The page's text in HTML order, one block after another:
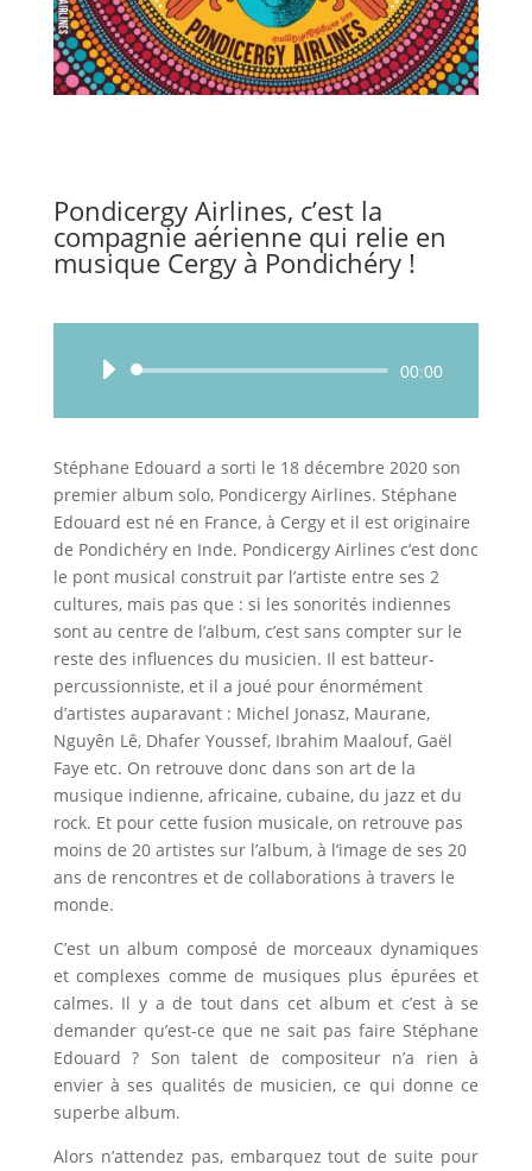
Pondicergy Airlines, c’est la
compagnie aérienne qui relie en
musique Cergy à Pondichéry !
Lecteur
00:00
Stéphane Edouard a sorti le 18 décembre 2020 son
premier album solo, Pondicergy Airlines. Stéphane
Edouard est né en France, à Cergy et il est originaire
de Pondichéry en Inde. Pondicergy Airlines c’est donc
le pont musical construit par l’artiste entre ses 2
cultures, mais pas que : si les sonorités indiennes
sont au centre de l’album, c’est sans compter sur le
reste des influences du musicien. Il est batteur-
percussionniste, et il a joué pour énormément
d’artistes auparavant : Michel Jonasz, Maurane,
Nguyên Lê, Dhafer Youssef, Ibrahim Maalouf, Gaël
Faye etc. On retrouve donc dans son art de la
musique indienne, africaine, cubaine, du jazz et du
rock. Et pour cette fusion musicale, on retrouve pas
moins de 20 artistes sur l’album, à l’image de ses 20
ans de rencontres et de collaborations à travers le
monde.
C’est un album composé de morceaux dynamiques
et complexes comme de musiques plus épurées et
calmes. Il y a de tout dans cet album et c’est à se
demander qu’est-ce que ne sait pas faire Stéphane
Edouard ? Son talent de compositeur n’a rien à
envier à ses qualités de musicien, ce qui donne ce
superbe album.
Alors n’attendez pas, embarquez tout de suite pour